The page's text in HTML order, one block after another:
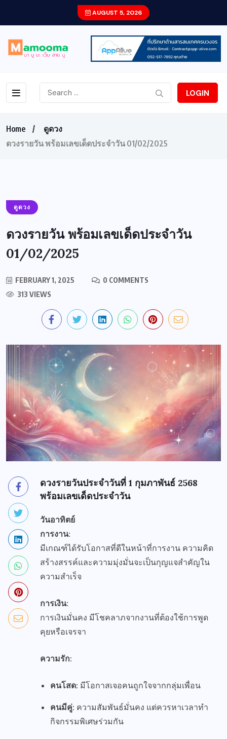
AUGUST 5, 2026
LOGIN
Home
ดูดวง
ดวงรายวัน พร้อมเลขเด็ดประจำวัน 01/02/2025
ดูดวง
ดวงรายวัน พร้อมเลขเด็ดประจำวัน
01/02/2025
FEBRUARY 1, 2025
0 COMMENTS
313 VIEWS
ดวงรายวันประจำวันที่ 1 กุมภาพันธ์ 2568
พร้อมเลขเด็ดประจำวัน
วันอาทิตย์
การงาน:
มีเกณฑ์ได้รับโอกาสที่ดีในหน้าที่การงาน ความคิด
สร้างสรรค์และความมุ่งมั่นจะเป็นกุญแจสำคัญใน
ความสำเร็จ
การเงิน:
การเงินมั่นคง มีโชคลาภจากงานที่ต้องใช้การพูด
คุยหรือเจรจา
ความรัก:
คนโสด: มีโอกาสเจอคนถูกใจจากกลุ่มเพื่อน
คนมีคู่: ความสัมพันธ์มั่นคง แต่ควรหาเวลาทำ
กิจกรรมพิเศษร่วมกัน